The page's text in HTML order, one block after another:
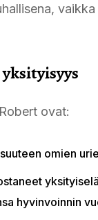
yksityisyys
ovat:
omien
hyvinvoinnin